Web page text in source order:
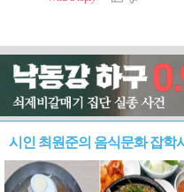
시인 최원준의 음식문화 잡학